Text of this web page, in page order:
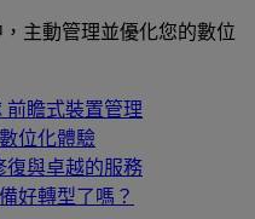
主動管理並優化您的數位
前瞻式裝置管理
位化體驗
復與卓越的服務
好轉型了嗎？